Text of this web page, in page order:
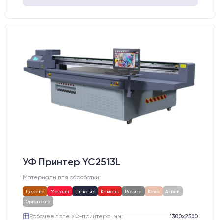
УФ Принтер YC2513L
Материалы для обработки:
Дерево Металл Пластик Камень Резина Кожа
Акрил
Оргстекло
Рабочее поле УФ-принтера, мм:
1300х2500